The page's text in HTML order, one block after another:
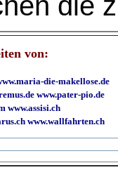
von:
die-makellose.de
www.pater-pio.de
www.assisi.ch
www.wallfahrten.ch